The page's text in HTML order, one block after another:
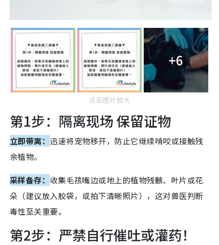
+6
点击图片放大
第1步：隔离现场 保留证物
立即带离：迅速将宠物移开，防止它继续啃咬或接触残
余植物。
采样备存： 收集毛孩嘴边或地上的植物残骸、叶片或花
朵（建议放入胶袋，或拍下清晰照片），这对兽医判断
毒性至关重要。
第2步：严禁自行催吐或灌药！